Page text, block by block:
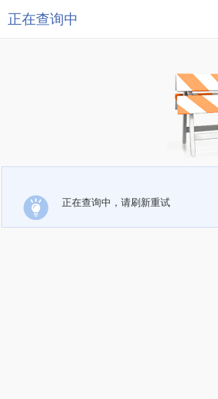
正在查询中
正在查询中，请刷新重试